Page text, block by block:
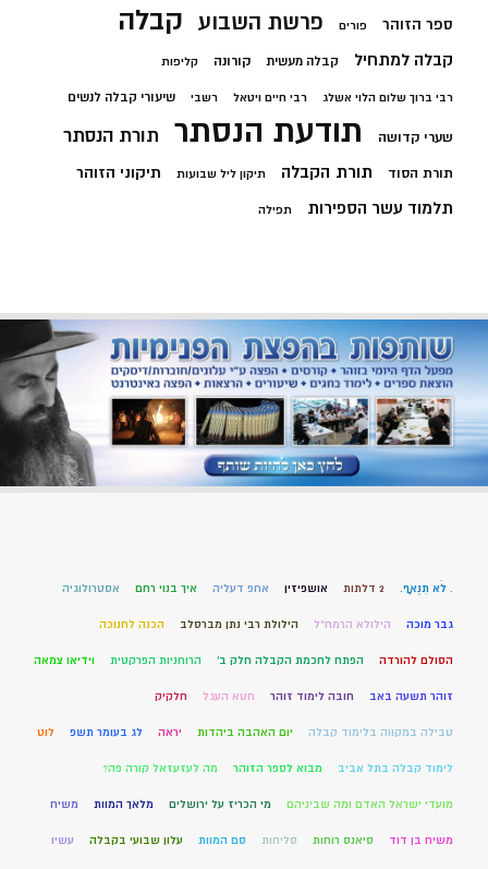
ספר הזוהר פורים פרשת השבוע קבלה
קבלה למתחיל קבלה מעשית קורונה קליפות
רבי ברוך שלום הלוי אשלג רבי חיים ויטאל רשבי שיעורי קבלה לנשים
שערי קדושה תודעת הנסתר תורת הנסתר
תורת הסוד תורת הקבלה תיקון ליל שבועות תיקוני הזוהר
תלמוד עשר הספירות תפילה
. לֹא תִנְאָף. 2 דלתות אושפיזין אחפ דעליה איך בנוי רחם אסטרולוגיה
גבר מוכה הילולא הרמח"ל הילולת רבי נתן מברסלב הכנה לחנוכה
הסולם להורדה הפתח לחכמת הקבלה חלק ב' הרוחניות הפרקטית וידיאו צמאה
זוהר תשעה באב חובה לימוד זוהר חטא העגל חלקיק
טבילה במקווה בלימוד קבלה יום האהבה ביהדות יראה לג בעומר תשפ לוט
לימוד קבלה בתל אביב מבוא לספר הזוהר מה לעזעזאל קורה פה?
מועדי ישראל האדם ומה שביניהם מי הכריז על ירושלים מלאך המוות משיח
משיח בן דוד סיאנס רוחות סליחות סם המוות עלון שבועי בקבלה עשיו